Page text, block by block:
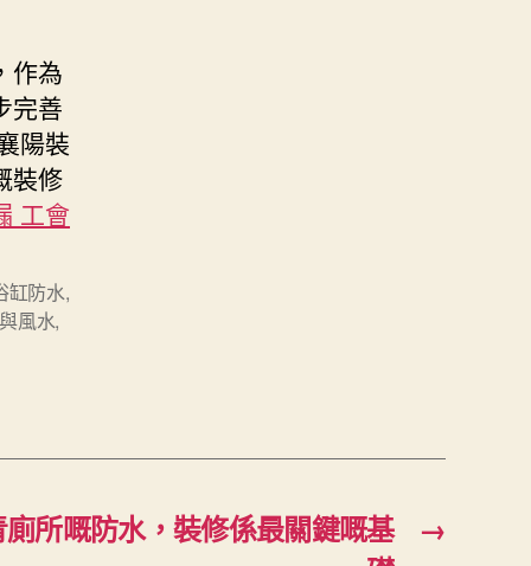
作為
完善
陽裝
裝修
工會
缸防水,
風水,
→
所嘅防水，裝修係最關鍵嘅基